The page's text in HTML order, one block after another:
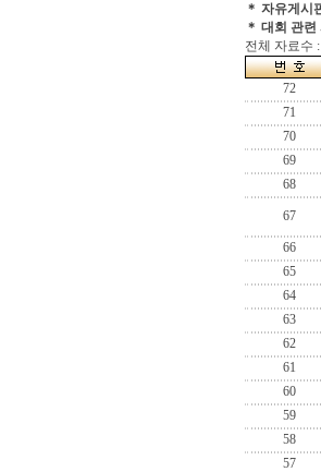
＊ 자유게시
＊ 대회 관
전체 자료수 :
72
71
70
69
68
67
66
65
64
63
62
61
60
59
58
57